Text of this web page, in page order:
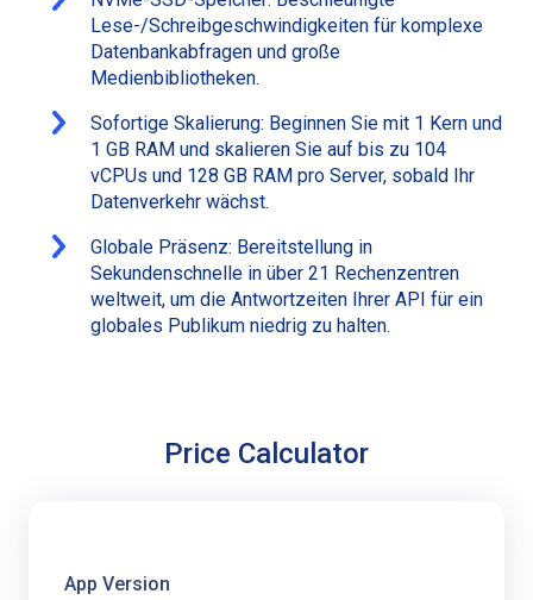
Lese-/Schreibgeschwindigkeiten für komplexe
Datenbankabfragen und große
Medienbibliotheken.
Sofortige Skalierung: Beginnen Sie mit 1 Kern und
1 GB RAM und skalieren Sie auf bis zu 104
vCPUs und 128 GB RAM pro Server, sobald Ihr
Datenverkehr wächst.
Globale Präsenz: Bereitstellung in
Sekundenschnelle in über 21 Rechenzentren
weltweit, um die Antwortzeiten Ihrer API für ein
globales Publikum niedrig zu halten.
Price Calculator
App Version